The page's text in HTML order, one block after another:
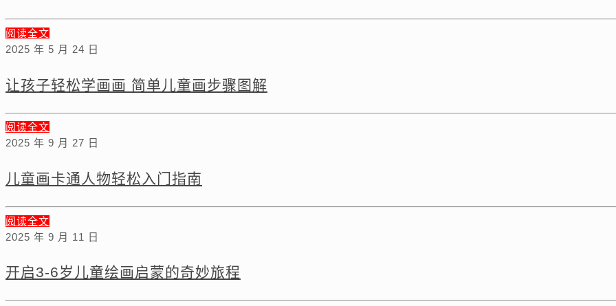
阅读全文
2025 年 5 月 24 日
让孩子轻松学画画 简单儿童画步骤图解
阅读全文
2025 年 9 月 27 日
儿童画卡通人物轻松入门指南
阅读全文
2025 年 9 月 11 日
开启3-6岁儿童绘画启蒙的奇妙旅程